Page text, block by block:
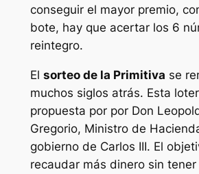
conseguir el mayor premio,
bote, hay que acertar los 6
reintegro.
El sorteo de la Primitiva se
muchos siglos atrás. Esta
propuesta por por Don
Gregorio, Ministro de
gobierno de Carlos III. El
recaudar más dinero sin